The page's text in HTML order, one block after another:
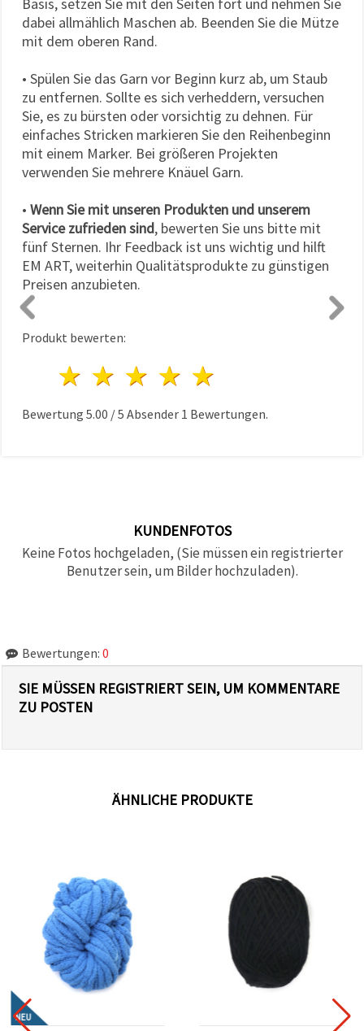
dabei allmählich Maschen ab. Beenden Sie die Mütze
mit dem oberen Rand.
• Spülen Sie das Garn vor Beginn kurz ab, um Staub
zu entfernen. Sollte es sich verheddern, versuchen
Sie, es zu bürsten oder vorsichtig zu dehnen. Für
einfaches Stricken markieren Sie den Reihenbeginn
mit einem Marker. Bei größeren Projekten
verwenden Sie mehrere Knäuel Garn.
• Wenn Sie mit unseren Produkten und unserem
Service zufrieden sind, bewerten Sie uns bitte mit
fünf Sternen. Ihr Feedback ist uns wichtig und hilft
EM ART, weiterhin Qualitätsprodukte zu günstigen
Preisen anzubieten.
Produkt bewerten:
4 Sterne
3 Sterne
2 Sterne
1 Stern
Bewertung 5.00 /5 Absender 1 Bewertungen.
KUNDENFOTOS
Keine Fotos hochgeladen, (Sie müssen ein registrierter
Benutzer sein, um Bilder hochzuladen).
Bewertungen: 0
SIE MÜSSEN REGISTRIERT SEIN, UM KOMMENTARE
ZU POSTEN
ÄHNLICHE PRODUKTE
NEU